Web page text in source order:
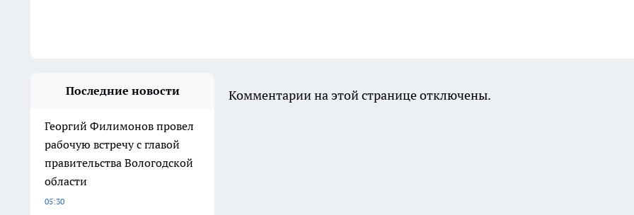
Последние новости
Георгий Филимонов провел
рабочую встречу с главой
правительства Вологодской
области
05:30
Комментарии на этой странице отключены.